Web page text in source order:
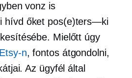
vonz is
hívd őket pos(e)ters—ki
Mielőtt úgy
n, fontos átgondolni,
Az ügyfél által